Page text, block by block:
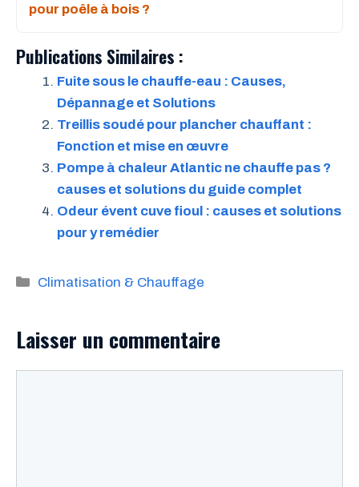
pour poêle à bois ?
Publications Similaires :
Fuite sous le chauffe-eau : Causes,
Dépannage et Solutions
Treillis soudé pour plancher chauffant :
Fonction et mise en œuvre
Pompe à chaleur Atlantic ne chauffe pas ?
causes et solutions du guide complet
Odeur évent cuve fioul : causes et solutions
pour y remédier
Catégories
Climatisation & Chauffage
Laisser un commentaire